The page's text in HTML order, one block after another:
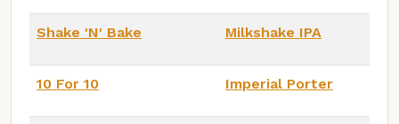
Shake 'N' Bake Milkshake IPA
10 For 10 Imperial Porter